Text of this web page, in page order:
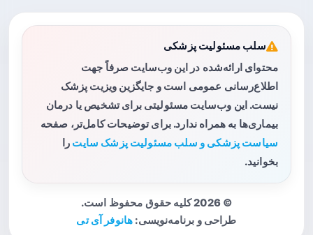
سلب مسئولیت پزشکی
محتوای ارائه‌شده در این وب‌سایت صرفاً جهت
اطلاع‌رسانی عمومی است و جایگزین ویزیت پزشک
نیست. این وب‌سایت مسئولیتی برای تشخیص یا درمان
بیماری‌ها به همراه ندارد. برای توضیحات کامل‌تر، صفحه
سیاست پزشکی و سلب مسئولیت پزشک سایت را
بخوانید.
© 2026 کلیه حقوق محفوظ است.
طراحی و برنامه‌نویسی: هانوفر آی تی